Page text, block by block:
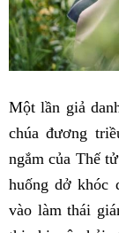
Một lần giả
chúa đương
ngắm của Thế
huống dở khóc
vào làm thái